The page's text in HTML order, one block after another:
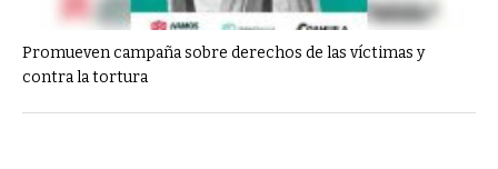
Promueven campaña sobre derechos de las víctimas y
contra la tortura